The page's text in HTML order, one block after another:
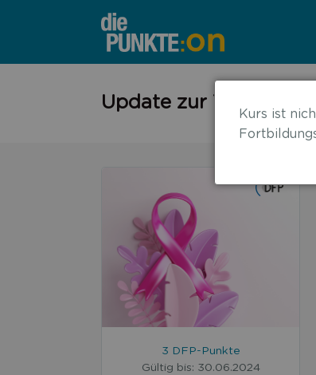
←
Update zur Therapie
3 DFP-Punkte
Gültig bis: 30.06.2024
Kurs ist